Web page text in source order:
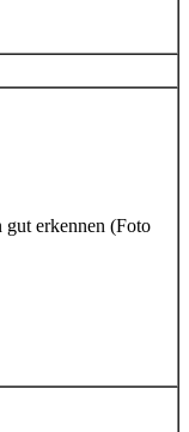
gut erkennen (Foto